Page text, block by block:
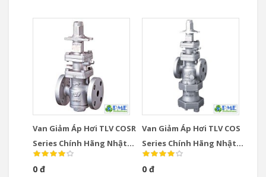
Van Giảm Áp Hơi TLV COSR
Series Chính Hãng Nhật
Bản
0 đ
Van Giảm Áp Hơi TLV COS
Series Chính Hãng Nhật
Bản
0 đ